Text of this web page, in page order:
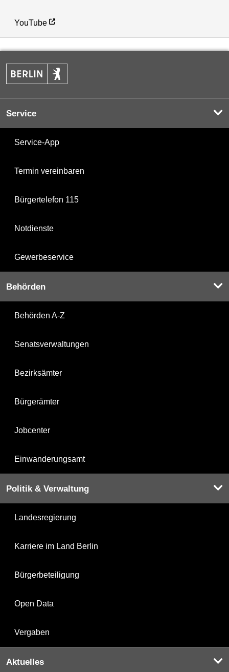
YouTube
Service
Service-App
Termin vereinbaren
Bürgertelefon 115
Notdienste
Gewerbeservice
Behörden
Behörden A-Z
Senatsverwaltungen
Bezirksämter
Bürgerämter
Jobcenter
Einwanderungsamt
Politik & Verwaltung
Landesregierung
Karriere im Land Berlin
Bürgerbeteiligung
Open Data
Vergaben
Aktuelles